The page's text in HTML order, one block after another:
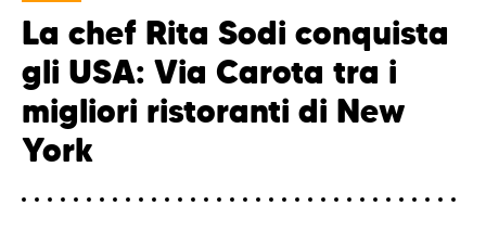
La chef Rita Sodi conquista
gli USA: Via Carota tra i
migliori ristoranti di New
York